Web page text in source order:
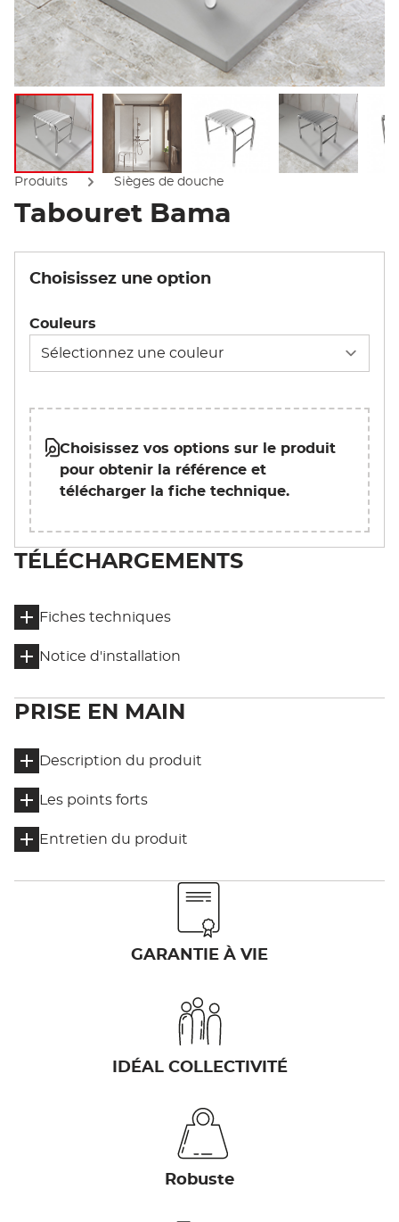
Afficher l'imageAfficher l'image
Produits Sièges de douche
Tabouret Bama
Choisissez une option
Couleurs
Choisissez vos options sur le produit
pour obtenir la référence et
télécharger la fiche technique.
TÉLÉCHARGEMENTS
Fiches techniques
Notice d'installation
PRISE EN MAIN
Description du produit
Les points forts
Entretien du produit
GARANTIE À VIE
IDÉAL COLLECTIVITÉ
Robuste